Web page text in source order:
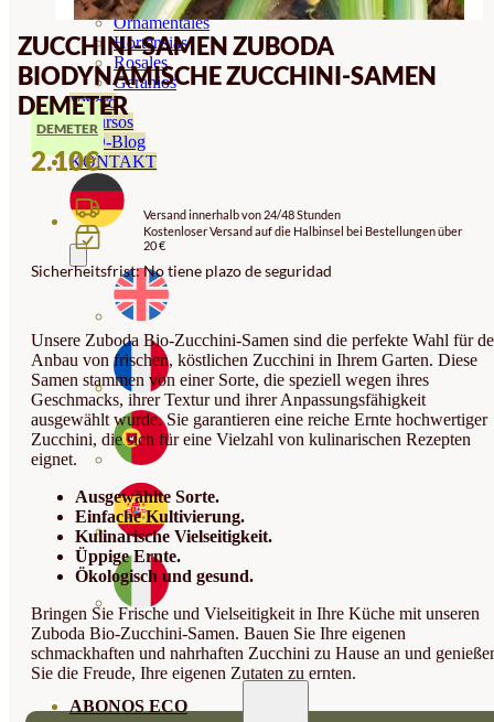
Ornamentales
Hortensias
Rosales
Geranios
Vivero
Recursos
ECO-Blog
KONTAKT
ABONOS ECO
ZUCCHINI-SAMEN ZUBODA
BIODYNAMISCHE ZUCCHINI-SAMEN
DEMETER
DEMETER
2.10€
Versand innerhalb von 24/48 Stunden
Kostenloser Versand auf die Halbinsel bei Bestellungen über
20 €
Sicherheitsfrist: No tiene plazo de seguridad
Unsere Zuboda Bio-Zucchini-Samen sind die perfekte Wahl für
Anbau von frischen, köstlichen Zucchini in Ihrem Garten. Diese
Samen stammen von einer Sorte, die speziell wegen ihres
Geschmacks, ihrer Textur und ihrer Anpassungsfähigkeit
ausgewählt wurde. Sie garantieren eine reiche Ernte hochwertiger
Zucchini, die sich für eine Vielzahl von kulinarischen Rezepten
eignet.
Ausgewählte Sorte.
Einfache Kultivierung.
Kulinarische Vielseitigkeit.
Üppige Ernte.
Ökologisch und gesund.
Bringen Sie Frische und Vielseitigkeit in Ihre Küche mit unseren
Zuboda Bio-Zucchini-Samen. Bauen Sie Ihre eigenen
schmackhaften und nahrhaften Zucchini zu Hause an und
Sie die Freude, Ihre eigenen Zutaten zu ernten.